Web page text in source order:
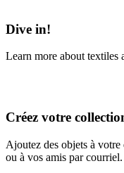
Dive in!
Learn more about textiles
Créez votre
Ajoutez des objets à
ou à vos amis par courriel.